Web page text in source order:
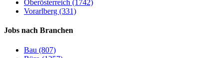
Oberösterreich (1742)
Vorarlberg (331)
Jobs nach Branchen
Bau (807)